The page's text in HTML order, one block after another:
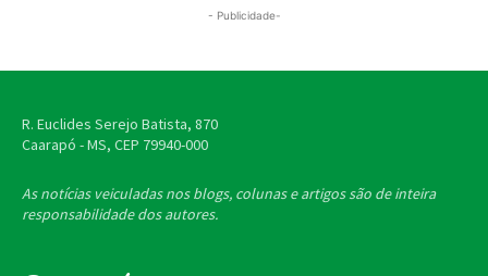
- Publicidade-
R. Euclides Serejo Batista, 870
Caarapó - MS, CEP 79940-000
As notícias veiculadas nos blogs, colunas e artigos são de inteira
responsabilidade dos autores.